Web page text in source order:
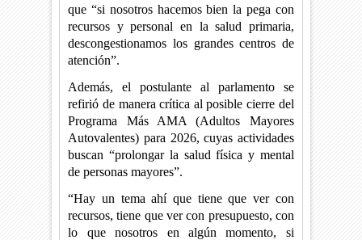
que “si nosotros hacemos bien la pega con
recursos y personal en la salud primaria,
descongestionamos los grandes centros de
atención”.
Además, el postulante al parlamento se
refirió de manera crítica al posible cierre del
Programa Más AMA (Adultos Mayores
Autovalentes) para 2026, cuyas actividades
buscan “prolongar la salud física y mental
de personas mayores”.
“Hay un tema ahí que tiene que ver con
recursos, tiene que ver con presupuesto, con
lo que nosotros en algún momento, si